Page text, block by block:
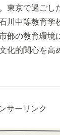
東京で過ごし
川中等教育学
部の教育環境
化的関心を高
サーリンク